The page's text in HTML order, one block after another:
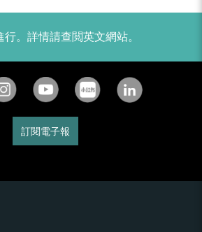
。詳情請查閲英文網站。
訂閱電子報